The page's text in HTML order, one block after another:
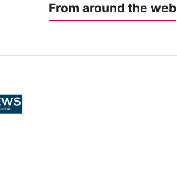
From around the web